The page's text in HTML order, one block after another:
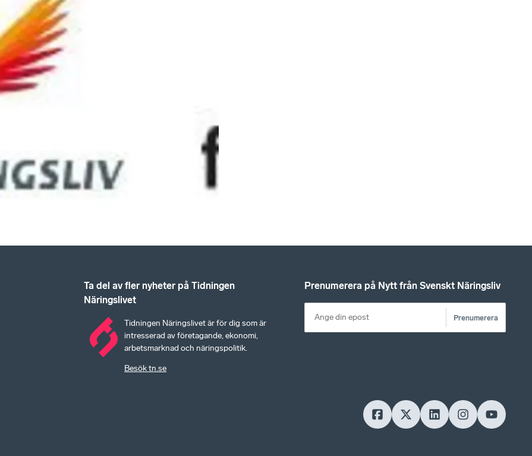
Ta del av fler nyheter på Tidningen
Näringslivet
Tidningen Näringslivet är för dig som är
intresserad av företagande, ekonomi,
arbetsmarknad och näringspolitik.
Besök tn.se
Prenumerera på Nytt från Svenskt Näringsliv
Prenumerera